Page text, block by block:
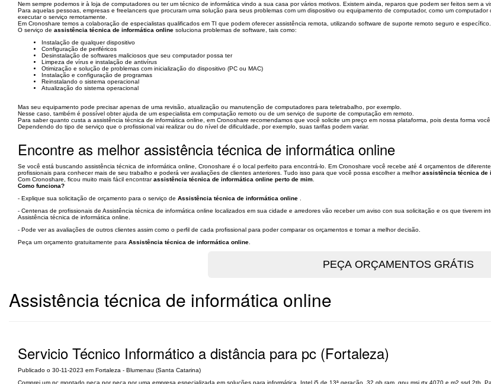
Nem sempre podemos ir à loja de computadores ou ter um técnico de informática vindo a sua casa por vários motivos. Existem ainda, reparos que podem ser feitos sem a
Para aquelas pessoas, empresas e freelancers que procuram uma solução para seus problemas com um dispositivo ou equipamento de computador, como um
executar o serviço remotamente.
Em Cronoshare temos a colaboração de especialistas qualificados em TI que podem oferecer assistência remota, utilizando software de suporte remoto seguro e específico.
O serviço de assistência técnica de informática online soluciona problemas de software, tais como:
Instalação de qualquer dispositivo
Configuração de periféricos
Desinstalação de softwares maliciosos que seu computador possa ter
Limpeza de vírus e instalação de antivírus
Otimização e solução de problemas com inicialização do dispositivo (PC ou MAC)
Instalação e configuração de programas
Reinstalando o sistema operacional
Atualização do sistema operacional
Mas seu equipamento pode precisar apenas de uma revisão, atualização ou manutenção de computadores para teletrabalho, por exemplo.
Nesse caso, também é possível obter ajuda de um especialista em computação remoto ou de um serviço de suporte de computação em remoto.
Para saber quanto custa a assistência técnica de informática online, em Cronoshare recomendamos que você solicite um preço em nossa plataforma, pois desta forma
Dependendo do tipo de serviço que o profissional vai realizar ou do nível de dificuldade, por exemplo, suas tarifas podem variar.
Encontre as melhor assistência técnica de informática online
Se você está buscando assistência técnica de informática online, Cronoshare é o local perfeito para encontrá-lo. Em Cronoshare você recebe até 4 orçamentos de
profissionais para conhecer mais de seu trabalho e poderá ver avaliações de clientes anteriores. Tudo isso para que você possa escolher a melhorassistência técnica de
Com Cronoshare, ficou muito mais fácil encontrarassistência técnica de informática online perto de mim
Como funciona?
- Explique sua solicitação de orçamento para o serviço de Assistência técnica de informática online
- Centenas de profissionais de Assistência técnica de informática online localizados em sua cidade e arredores vão receber um aviso con sua solicitação e os que tiverem
Assistência técnica de informática online.
- Pode ver as avaliações de outros clientes assim como o perfil de cada profissional para poder comparar os orçamentos e tomar a melhor decisão.
Peça um orçamento gratuitamente para Assistência técnica de informática online
Assistência técnica de informática online
Servicio Técnico Informático a distância para pc (Fortaleza)
Publicado o 30-11-2023 em Fortaleza - Blumenau (Santa Catarina)
Comprei um pc montado peça por peça por uma empresa especializada em soluções para informática. Intel i5 de 13ª geração, 32 gb ram, gpu msi rtx 4070 e m2 ssd 2tb.